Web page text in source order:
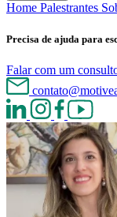
Home Palestrantes
Precisa de ajuda para
Falar com um